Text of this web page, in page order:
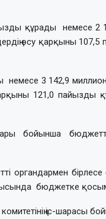
құрады немесе 2
өсу қарқыны
3 142,9 миллион
121,0 пайызды
бойынша
органдармен
бюджетке
іс-шарасы